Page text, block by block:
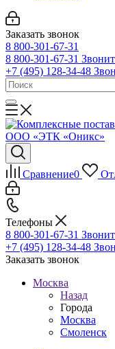
Заказать звонок
8 800-301-67-31
8 800-301-67-31
+7 (495) 128-34-48
Сравнение0
Телефоны
8 800-301-67-31
+7 (495) 128-34-48
Заказать звонок
Москва
Назад
Города
Москва
Смоленск